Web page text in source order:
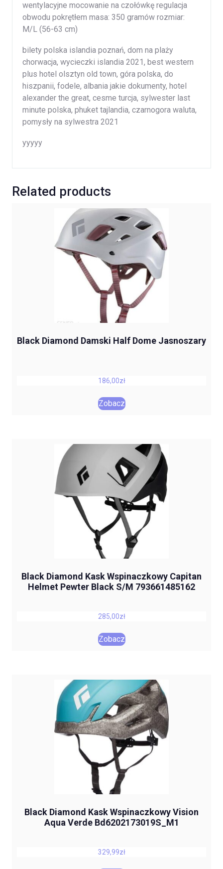
wentylacyjne mocowanie na czołówkę regulacja
obwodu pokrętłem masa: 350 gramów rozmiar:
M/L (56-63 cm)
bilety polska islandia poznań, dom na plaży
chorwacja, wycieczki islandia 2021, best western
plus hotel olsztyn old town, góra polska, do
hiszpanii, fodele, albania jakie dokumenty, hotel
alexander the great, cesme turcja, sylwester last
minute polska, phuket tajlandia, czarnogora waluta,
pomysły na sylwestra 2021
yyyyy
Related products
Black Diamond Damski Half Dome Jasnoszary
186,00zł
Zobacz
Black Diamond Kask Wspinaczkowy Capitan
Helmet Pewter Black S/M 793661485162
285,00zł
Zobacz
Black Diamond Kask Wspinaczkowy Vision
Aqua Verde Bd6202173019S_M1
329,99zł